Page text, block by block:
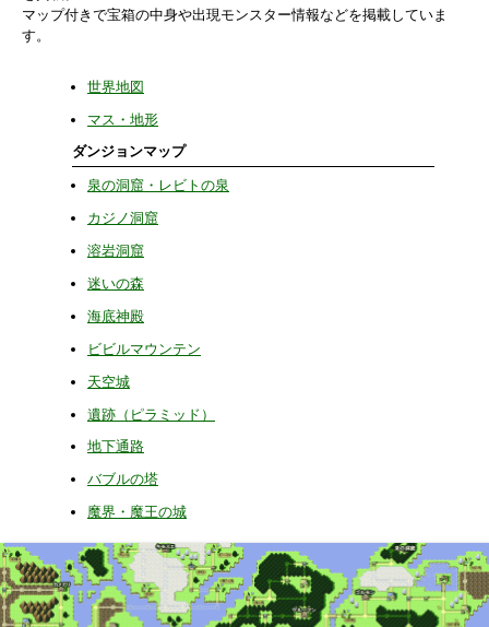
マップ付きで宝箱の中身や出現モンスター情報などを掲載していま
す。
世界地図
マス・地形
ダンジョンマップ
泉の洞窟・レビトの泉
カジノ洞窟
溶岩洞窟
迷いの森
海底神殿
ビビルマウンテン
天空城
遺跡（ピラミッド）
地下通路
バブルの塔
魔界・魔王の城